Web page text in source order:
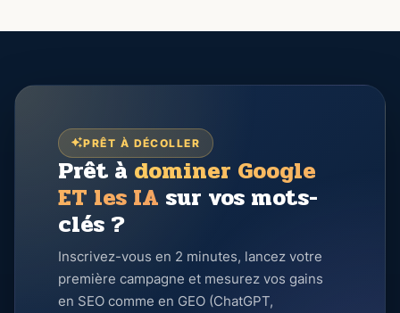
PRÊT À DÉCOLLER
Prêt à dominer Google
ET les IA sur vos mots-
clés ?
Inscrivez-vous en 2 minutes, lancez votre
première campagne et mesurez vos gains
en SEO comme en GEO (ChatGPT,